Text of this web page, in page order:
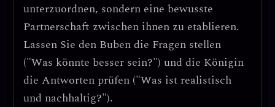
unterzuordnen, sondern eine bewusste
Partnerschaft zwischen ihnen zu etablieren.
Lassen Sie den Buben die Fragen stellen
("Was könnte besser sein?") und die Königin
die Antworten prüfen ("Was ist realistisch
und nachhaltig?").